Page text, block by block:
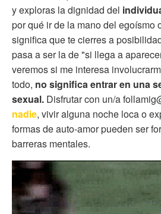
y exploras la dignidad del
por qué ir de la mano del egoísmo
significa que te cierres a
pasa a ser la de "si llega a
veremos si me interesa
todo, no significa entrar en una
sexual. Disfrutar con un/a
nadie, vivir alguna noche loca o
formas de auto-amor pueden ser
barreras mentales.